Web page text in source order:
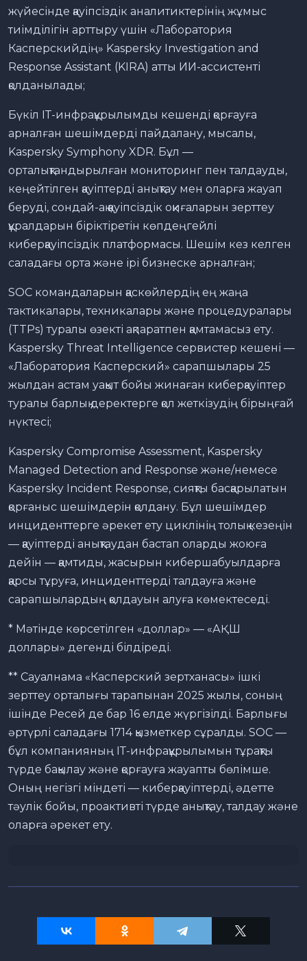
жүйесінде қауіпсіздік аналитиктерінің жұмыс
тиімділігін арттыру үшін «Лаборатория
Касперскийдің» Kaspersky Investigation and
Response Assistant (KIRA) атты ИИ-ассистенті
қолданылады;
Бүкіл ІТ-инфрақұрылымды кешенді қорғауға
арналған шешімдерді пайдалану, мысалы,
Kaspersky Symphony XDR. Бұл —
орталықтандырылған мониторинг пен талдауды,
кеңейтілген қауіптерді анықтау мен оларға жауап
беруді, сондай-ақ қауіпсіздік оқиғаларын зерттеу
құралдарын біріктіретін көпдеңгейлі
киберқауіпсіздік платформасы. Шешім кез келген
саладағы орта және ірі бизнеске арналған;
SOC командаларын қаскөйлердің ең жаңа
тактикалары, техникалары және процедуралары
(TTPs) туралы өзекті ақпаратпен қамтамасыз ету.
Kaspersky Threat Intelligence сервистер кешені —
«Лаборатория Касперский» сарапшылары 25
жылдан астам уақыт бойы жинаған киберқауіптер
туралы барлық деректерге қол жеткізудің бірыңғай
нүктесі;
Kaspersky Compromise Assessment, Kaspersky
Managed Detection and Response және/немесе
Kaspersky Incident Response, сияқты басқарылатын
қорғаныс шешімдерін қолдану. Бұл шешімдер
инциденттерге әрекет ету циклінің толық кезеңін
— қауіптерді анықтаудан бастап оларды жоюға
дейін — қамтиды, жасырын кибершабуылдарға
қарсы тұруға, инциденттерді талдауға және
сарапшылардың қолдауын алуға көмектеседі.
* Мәтінде көрсетілген «доллар» — «АҚШ
доллары» дегенді білдіреді.
** Сауалнама «Касперский зертханасы» ішкі
зерттеу орталығы тарапынан 2025 жылы, соның
ішінде Ресей де бар 16 елде жүргізілді. Барлығы
әртүрлі саладағы 1714 қызметкер сұралды. SOC —
бұл компанияның ІТ-инфрақұрылымын тұрақты
түрде бақылау және қорғауға жауапты бөлімше.
Оның негізгі міндеті — киберқауіптерді, әдетте
тәулік бойы, проактивті түрде анықтау, талдау және
оларға әрекет ету.